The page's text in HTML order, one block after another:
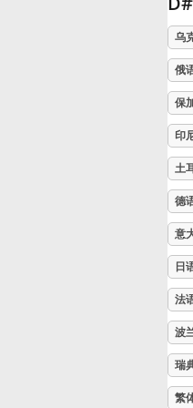
乌
俄
保
印
土
德
意
日
法
波
瑞
繁